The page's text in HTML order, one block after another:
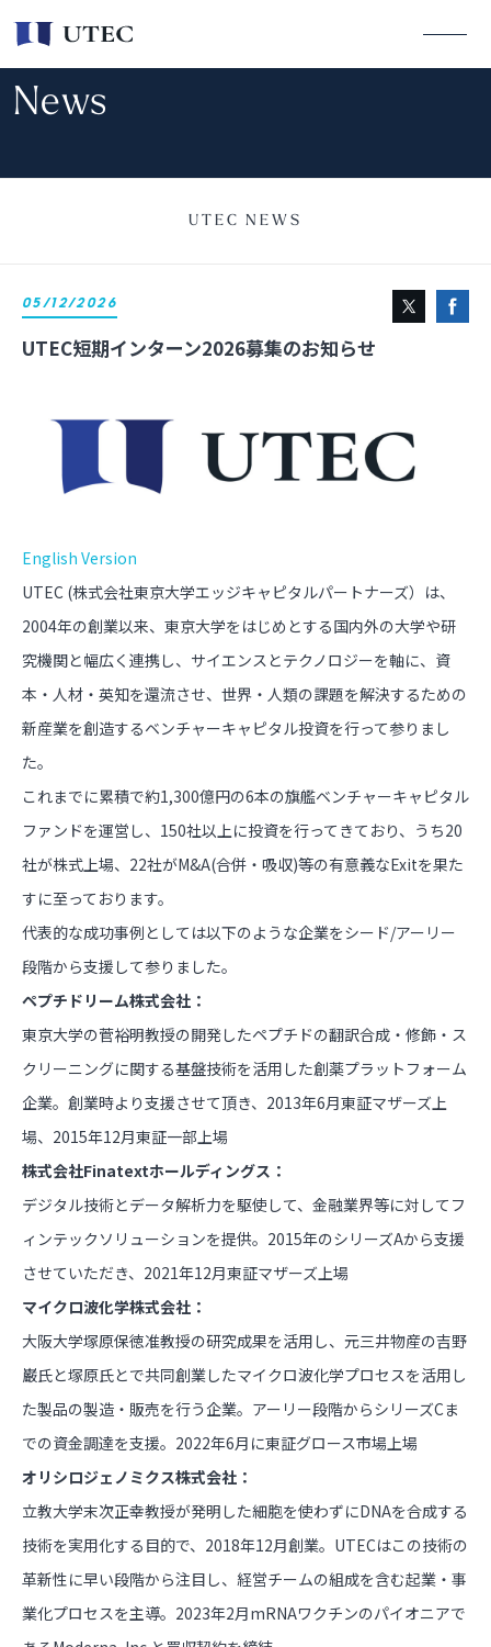
News
UTEC NEWS
05/12/2026
UTEC短期インターン2026募集のお知らせ
English Version
UTEC (株式会社東京大学エッジキャピタルパートナーズ）は、
2004年の創業以来、東京大学をはじめとする国内外の大学や研
究機関と幅広く連携し、サイエンスとテクノロジーを軸に、資
本・人材・英知を還流させ、世界・人類の課題を解決するための
新産業を創造するベンチャーキャピタル投資を行って参りまし
た。
これまでに累積で約1,300億円の6本の旗艦ベンチャーキャピタル
ファンドを運営し、150社以上に投資を行ってきており、うち20
社が株式上場、22社がM&A(合併・吸収)等の有意義なExitを果た
すに至っております。
代表的な成功事例としては以下のような企業をシード/アーリー
段階から支援して参りました。
ペプチドリーム株式会社：
東京大学の菅裕明教授の開発したペプチドの翻訳合成・修飾・ス
クリーニングに関する基盤技術を活用した創薬プラットフォーム
企業。創業時より支援させて頂き、2013年6月東証マザーズ上
場、2015年12月東証一部上場
株式会社Finatextホールディングス：
デジタル技術とデータ解析力を駆使して、金融業界等に対してフ
ィンテックソリューションを提供。2015年のシリーズAから支援
させていただき、2021年12月東証マザーズ上場
マイクロ波化学株式会社：
大阪大学塚原保徳准教授の研究成果を活用し、元三井物産の吉野
巌氏と塚原氏とで共同創業したマイクロ波化学プロセスを活用し
た製品の製造・販売を行う企業。アーリー段階からシリーズCま
での資金調達を支援。2022年6月に東証グロース市場上場
オリシロジェノミクス株式会社：
立教大学末次正幸教授が発明した細胞を使わずにDNAを合成する
技術を実用化する目的で、2018年12月創業。UTECはこの技術の
革新性に早い段階から注目し、経営チームの組成を含む起業・事
業化プロセスを主導。2023年2月mRNAワクチンのパイオニアで